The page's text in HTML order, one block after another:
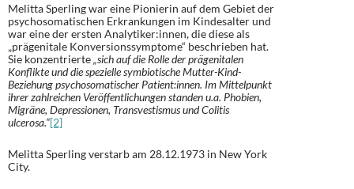
Melitta Sperling war eine Pionierin auf dem Gebiet der
psychosomatischen Erkrankungen im Kindesalter und
war eine der ersten Analytiker:innen, die diese als
„prägenitale Konversionssymptome“ beschrieben hat.
Sie konzentrierte„sich auf die Rolle der prägenitalen
Konflikte und die spezielle symbiotische Mutter-Kind-
Beziehung psychosomatischer Patient:innen. Im Mittelpunkt
ihrer zahlreichen Veröffentlichungen standen u.a. Phobien,
Migräne, Depressionen, Transvestismus und Colitis
ulcerosa.“[2]
Melitta Sperling verstarb am 28.12.1973 in New York
City.